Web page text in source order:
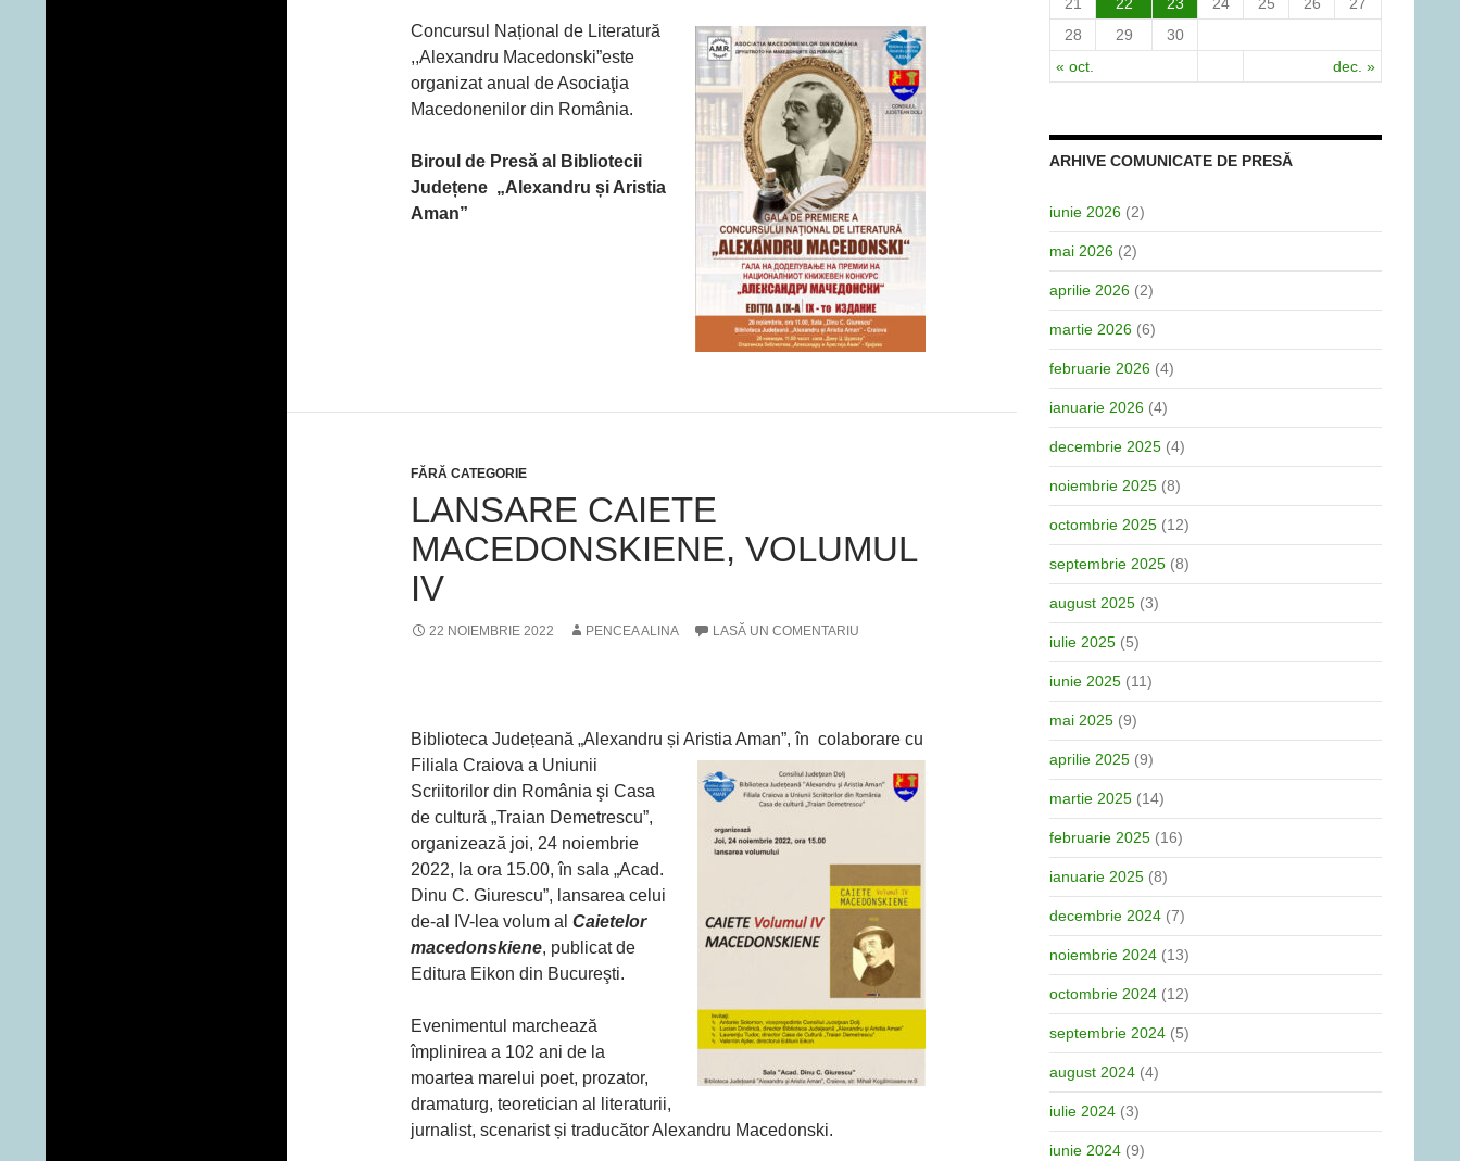
Concursul Național de Literatură
,,Alexandru Macedonski”este
organizat anual de Asociaţia
Macedonenilor din România.
Biroul de Presă al
Bibliotecii
Județene „Alexandru și Aristia
Aman”
FĂRĂ CATEGORIE
LANSARE CAIETE
MACEDONSKIENE, VOLUMUL
IV
22 NOIEMBRIE 2022 PENCEA ALINA LASĂ UN COMENTARIU
Biblioteca Județeană „Alexandru și Aristia Aman”, în colaborare cu
Filiala Craiova a Uniunii
Scriitorilor din România şi Casa
de cultură „Traian Demetrescu”,
organizează joi, 24 noiembrie
2022, la ora 15.00, în sala „Acad.
Dinu C. Giurescu”, lansarea celui
de-al IV-lea volum al Caietelor
macedonskiene, publicat de
Editura Eikon din Bucureşti.
Evenimentul marchează
împlinirea a 102 ani de la
moartea marelui poet, prozator,
dramaturg, teoretician al literaturii,
jurnalist, scenarist și traducător Alexandru Macedonski.
« oct. dec. »
28
29 30
ARHIVE COMUNICATE DE PRESĂ
iunie 2026 (2)
mai 2026 (2)
aprilie 2026 (2)
martie 2026 (6)
februarie 2026 (4)
ianuarie 2026 (4)
decembrie 2025 (4)
noiembrie 2025 (8)
octombrie 2025 (12)
septembrie 2025 (8)
august 2025 (3)
iulie 2025 (5)
iunie 2025 (11)
mai 2025 (9)
aprilie 2025 (9)
martie 2025 (14)
februarie 2025 (16)
ianuarie 2025 (8)
decembrie 2024 (7)
noiembrie 2024 (13)
octombrie 2024 (12)
septembrie 2024 (5)
august 2024 (4)
iulie 2024 (3)
iunie 2024 (9)